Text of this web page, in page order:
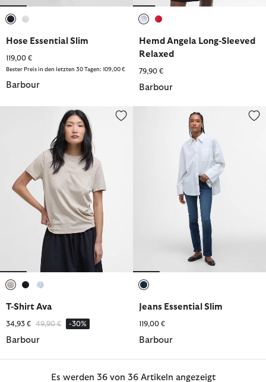
Hose Essential Slim
119,00 €
Bester Preis in den letzten 30 Tagen: 109,00 €
Barbour
Hemd Angela Long-Sleeved
Relaxed
79,90 €
Barbour
T-Shirt Ava
34,93 € Reduziert von
49,90 €bis-30%
Barbour
Jeans Essential Slim
Jeans Essential Slim
119,00 €
Barbour
Es werden 36 von 36 Artikeln angezeigt